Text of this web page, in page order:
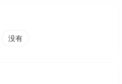
没有